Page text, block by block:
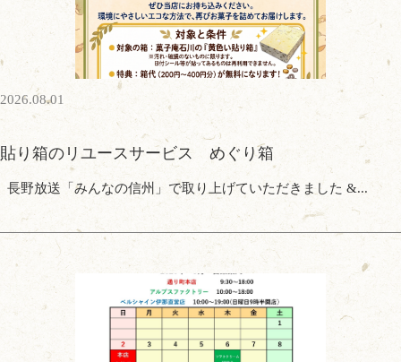
2026.08.01
貼り箱のリユースサービス めぐり箱
長野放送「みんなの信州」で取り上げていただきました &...